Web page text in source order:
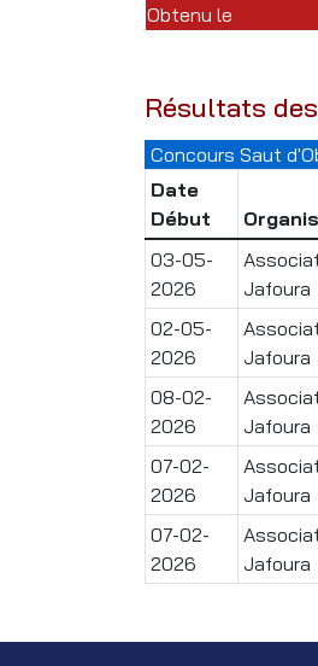
Obtenu le
Résultats
Concours Saut
Date
Début
03-05-
2026
Jafoura
02-05-
2026
Jafoura
08-02-
2026
Jafoura
07-02-
2026
Jafoura
07-02-
2026
Jafoura